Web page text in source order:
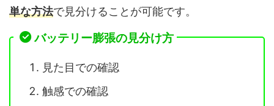
単な方法で見分けることが可能です。
バッテリー膨張の見分け方
見た目での確認
触感での確認